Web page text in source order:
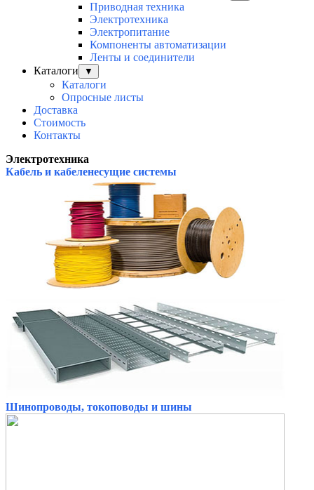
Приводная техника
Электротехника
Электропитание
Компоненты автоматизации
Ленты и соединители
Каталоги
▼
Каталоги
Опросные листы
Доставка
Стоимость
Контакты
Электротехника
Кабель и кабеленесущие системы
Шинопроводы, токоповоды и шины